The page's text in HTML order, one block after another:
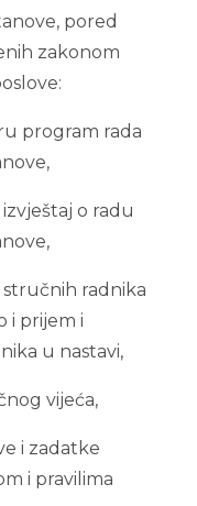
pored
zakonom
program rada
o radu
radnika
i prijem i
u nastavi,
vijeća,
i zadatke
i pravilima